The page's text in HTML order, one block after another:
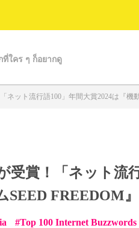
ที่ใคร ๆ ก็อยากดู
ネット流行語100」年間大賞2024は『機
受賞！「ネット流
FREEDOM』
Top 100 Internet Buzzwords